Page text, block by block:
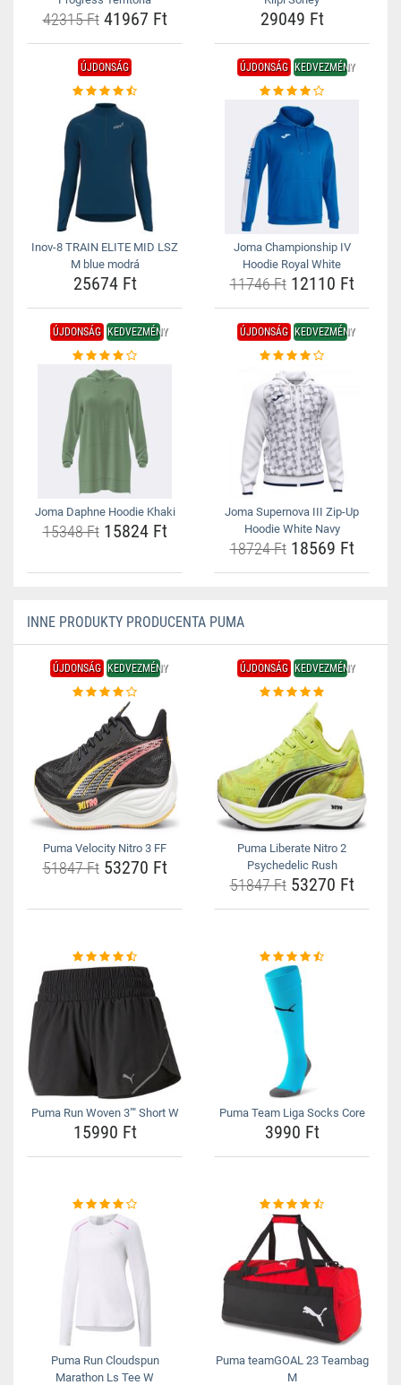
42315 Ft41967 Ft 29049 Ft
ÚJDONSÁG
Inov-8 TRAIN ELITE MID LSZ
M blue modrá
25674 Ft
ÚJDONSÁG KEDVEZMÉNY
Joma Championship IV
Hoodie Royal White
11746 Ft12110 Ft
ÚJDONSÁG KEDVEZMÉNY
Joma Daphne Hoodie Khaki
15348 Ft15824 Ft
ÚJDONSÁG KEDVEZMÉNY
Joma Supernova III Zip-Up
Hoodie White Navy
18724 Ft18569 Ft
INNE PRODUKTY PRODUCENTA PUMA
ÚJDONSÁG KEDVEZMÉNY
Puma Velocity Nitro 3 FF
51847 Ft53270 Ft
ÚJDONSÁG KEDVEZMÉNY
Puma Liberate Nitro 2
Psychedelic Rush
51847 Ft53270 Ft
Puma Run Woven 3"" Short W
15990 Ft
Puma Team Liga Socks Core
3990 Ft
Puma Run Cloudspun
Marathon Ls Tee W
Puma teamGOAL 23 Teambag
M